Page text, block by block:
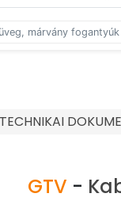
márvány fogantyúk
TECHNIKAI
GTV -